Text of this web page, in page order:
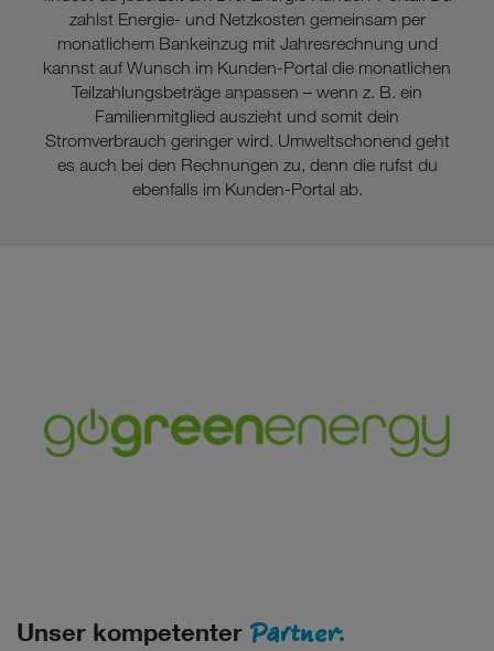
zahlst Energie- und Netzkosten gemeinsam per
monatlichem Bankeinzug mit Jahresrechnung und
kannst auf Wunsch im Kunden-Portal die monatlichen
Teilzahlungsbeträge anpassen – wenn z. B. ein
Familienmitglied auszieht und somit dein
Stromverbrauch geringer wird. Umweltschonend geht
es auch bei den Rechnungen zu, denn die rufst du
ebenfalls im Kunden-Portal ab.
Unser kompetenter Partner.